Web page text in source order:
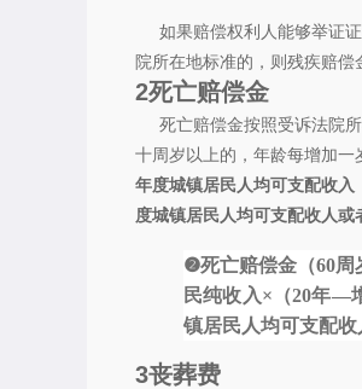
如果赔偿权利人能够举证证
院所在地标准的，则残疾赔偿
2死亡赔偿金
死亡赔偿金按照受诉法院所
十周岁以上的，年龄每增加一
年度城镇居民人均可支配收
度城镇居民人均可支配收人或
❷死亡赔偿金（60周
民纯收入×（20年—
镇居民人均可支配收
3丧葬费